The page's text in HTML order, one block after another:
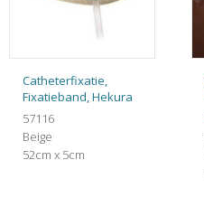
Catheterfixatie,
Fixatieband, Hekura
57116
Beige
52cm x 5cm